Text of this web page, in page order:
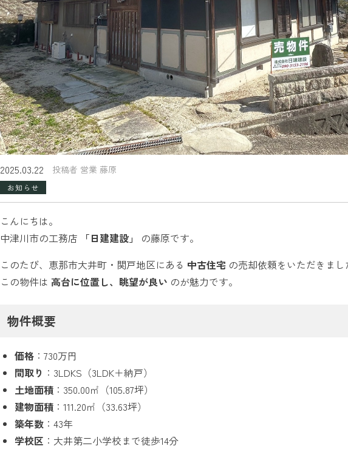
2025.03.22 投稿者 営業 藤原
お知らせ
こんにちは。
中津川市の工務店
「日建建設」
の藤原です。
このたび、恵那市大井町・関戸地区にある 中古住宅 の売却依頼をいただきまし
この物件は 高台に位置し、眺望が良い のが魅力です。
物件概要
価格 ：730万円
間取り ：3LDKS（3LDK＋納戸）
土地面積 ：350.00㎡（105.87坪）
建物面積 ：111.20㎡（33.63坪）
築年数 ：43年
学校区 ：大井第二小学校まで徒歩14分